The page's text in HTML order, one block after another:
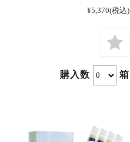
¥5,370(税込)
購入数 箱